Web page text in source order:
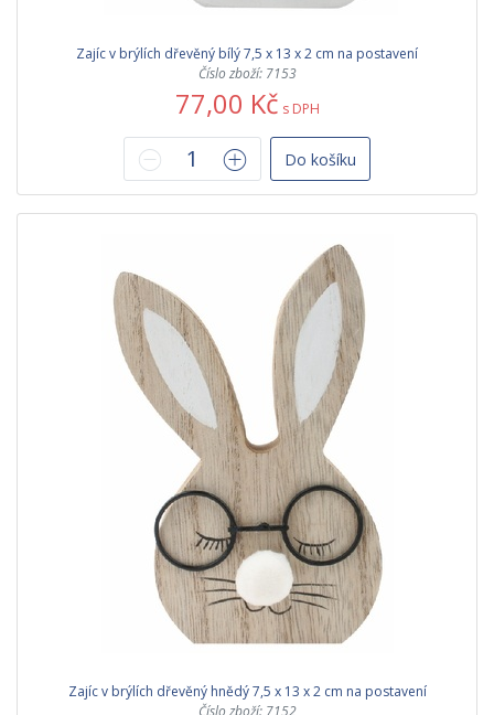
Zajíc v brýlích dřevěný bílý 7,5 x 13 x 2 cm na postavení
Číslo zboží: 7153
77,00 Kč s DPH
Do košíku
Zajíc v brýlích dřevěný hnědý 7,5 x 13 x 2 cm na postavení
Číslo zboží: 7152